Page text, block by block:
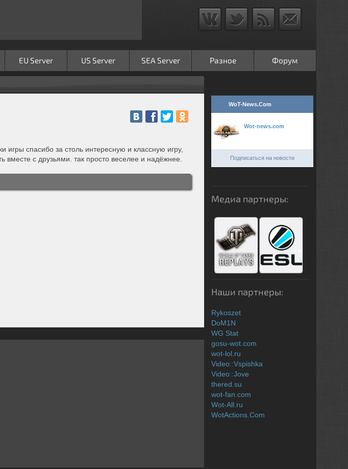
EU Server US Server SEA Server Разное Форум
игры спасибо за столь интересную и классную игру,
вместе с друзьями. так просто веселее и надёжнее.
WoT-News.Com
Wot-news.com
Подписаться на новости
Медиа партнеры:
Наши партнеры:
Rykoszet
DoM1N
WG Stat
gosu-wot.com
wot-lol.ru
Video::Vspishka
Video::Jove
thered.su
wot-fan.com
Wot-All.ru
WotActions.Com